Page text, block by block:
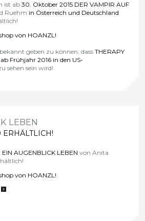
ist ab30. Oktober 2015 DER VAMPIR AUF
Ruehm in Österreich und Deutschland
von HOANZL!
geben zu können, dassTHERAPY
ab Frühjahr 2016 in den US-
sehen sein wird!
LEBEN
ERHÄLTLICH!
EIN AUGENBLICK LEBEN von Anita
von HOANZL!